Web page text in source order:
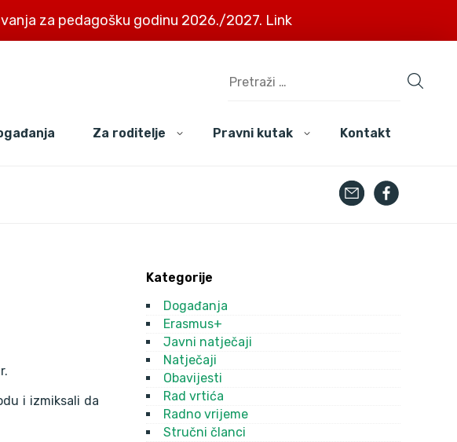
za pedagošku godinu 2026./2027. Link
Za roditelje Pravni kutak Kontakt
i izmiksali da
Kategorije
Događanja
Erasmus+
Javni natječaji
Natječaji
Obavijesti
Rad vrtića
Radno vrijeme
Stručni članci